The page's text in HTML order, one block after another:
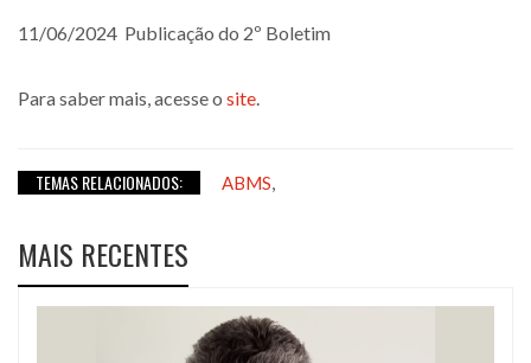
11/06/2024 Publicação do 2º Boletim
Para saber mais, acesse o site
TEMAS RELACIONADOS: ABMS
MAIS RECENTES